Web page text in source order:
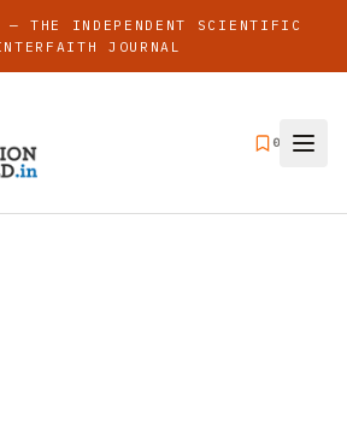
— THE INDEPENDENT SCIENTIFIC
JOURNAL
0